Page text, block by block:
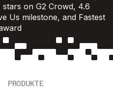
PRODUKTE